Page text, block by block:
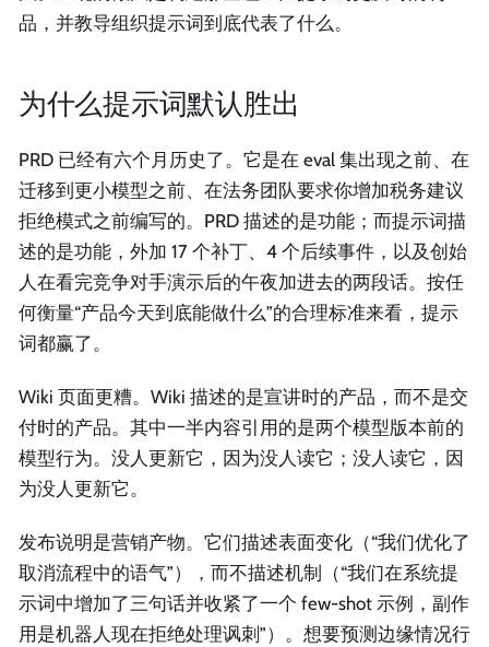
品，并教导组织提示词到底代表了什么。
为什么提示词默认胜出
PRD 已经有六个月历史了。它是在 eval 集出现之前、在
迁移到更小模型之前、在法务团队要求你增加税务建议
拒绝模式之前编写的。PRD 描述的是功能；而提示词描
述的是功能，外加 17 个补丁、4 个后续事件，以及创始
人在看完竞争对手演示后的午夜加进去的两段话。按任
何衡量“产品今天到底能做什么”的合理标准来看，提示
词都赢了。
Wiki 页面更糟。Wiki 描述的是宣讲时的产品，而不是交
付时的产品。其中一半内容引用的是两个模型版本前的
模型行为。没人更新它，因为没人读它；没人读它，因
为没人更新它。
发布说明是营销产物。它们描述表面变化（“我们优化了
取消流程中的语气”），而不描述机制（“我们在系统提
示词中增加了三句话并收紧了一个 few-shot 示例，副作
用是机器人现在拒绝处理讽刺”）。想要预测边缘情况行